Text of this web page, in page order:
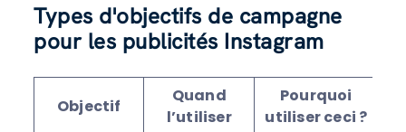
Types d'objectifs de campagne
pour les publicités Instagram
Objectif
Quand
l’utiliser
Pourquoi
utiliser ceci ?